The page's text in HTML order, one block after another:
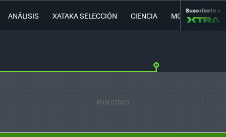
ANÁLISIS XATAKA SELECCIÓN CIENCIA MOVILIDAD
Suscríbete a